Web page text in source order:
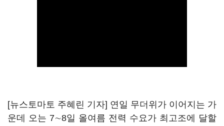
[뉴스토마토 주혜린 기자] 연일 무더위가 이어지는 가
운데 오는 7∼8일 올여름 전력 수요가 최고조에 달할